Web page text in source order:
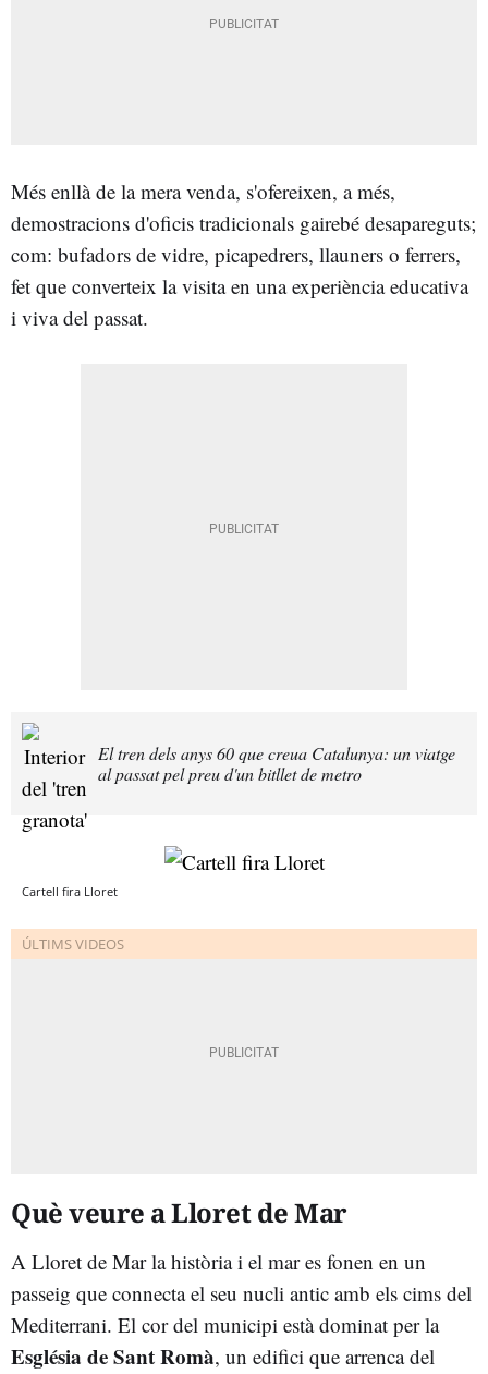
Més enllà de la mera venda, s'ofereixen, a més,
demostracions d'oficis tradicionals gairebé desapareguts;
com: bufadors de vidre, picapedrers, llauners o ferrers,
fet que converteix la visita en una experiència educativa
i viva del passat.
El tren dels anys 60 que creua Catalunya: un viatge
al passat pel preu d'un bitllet de metro
Cartell fira Lloret
Què veure a Lloret de Mar
A Lloret de Mar la història i el mar es fonen en un
passeig que connecta el seu nucli antic amb els cims del
Mediterrani. El cor del municipi està dominat per la
Església de Sant Romà, un edifici que arrenca del